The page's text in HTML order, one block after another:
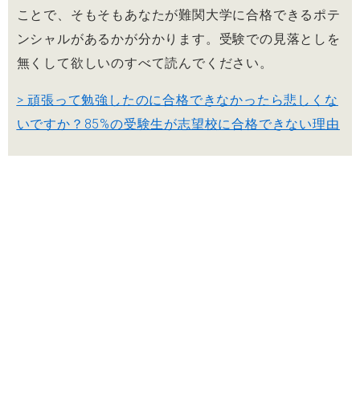
ことで、そもそもあなたが難関大学に合格できるポテ
ンシャルがあるかが分かります。受験での見落としを
無くして欲しいのすべて読んでください。
> 頑張って勉強したのに合格できなかったら悲しくな
いですか？85%の受験生が志望校に合格できない理由